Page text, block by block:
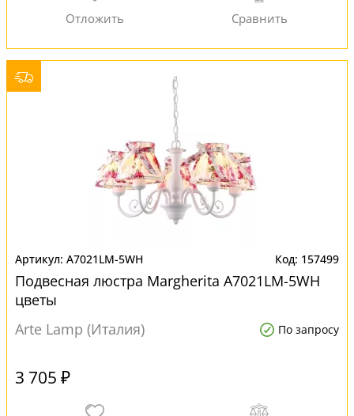
A7021LM-5WH 157499
Подвесная люстра Margherita A7021LM-5WH
цветы
Arte Lamp (Италия)
По запросу
3 705 ₽